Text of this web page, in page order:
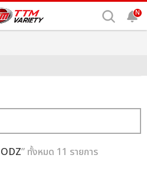
N
” ทั้งหมด 11 รายการ